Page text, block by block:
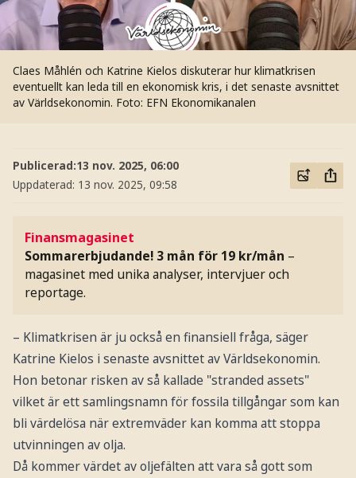
Claes Måhlén och Katrine Kielos diskuterar hur klimatkrisen
eventuellt kan leda till en ekonomisk kris, i det senaste avsnittet
av Världsekonomin. Foto: EFN Ekonomikanalen
Publicerad:13 nov. 2025, 06:00
Uppdaterad: 13 nov. 2025, 09:58
Finansmagasinet
Sommarerbjudande! 3 mån för 19 kr/mån –
magasinet med unika analyser, intervjuer och
reportage.
– Klimatkrisen är ju också en finansiell fråga, säger
Katrine Kielos i senaste avsnittet av Världsekonomin.
Hon betonar risken av så kallade "stranded assets"
vilket är ett samlingsnamn för fossila tillgångar som kan
bli värdelösa när extremväder kan komma att stoppa
utvinningen av olja.
Då kommer värdet av oljefälten att vara så gott som